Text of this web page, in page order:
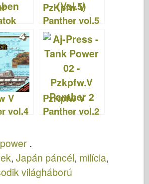
-
PzKpfw V
Panther vol.5
- TankPower
V
vol.4
PzKpfw V
Panther vol.2
.
, Japán páncél, milícia,
világháború